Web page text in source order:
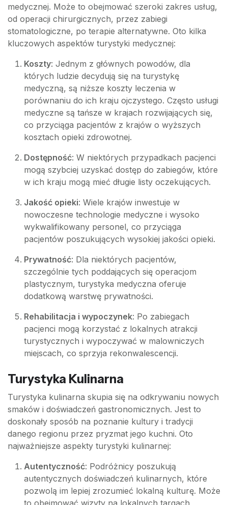
medycznej. Może to obejmować szeroki zakres usług,
od operacji chirurgicznych, przez zabiegi
stomatologiczne, po terapie alternatywne. Oto kilka
kluczowych aspektów turystyki medycznej:
Koszty: Jednym z głównych powodów, dla
których ludzie decydują się na turystykę
medyczną, są niższe koszty leczenia w
porównaniu do ich kraju ojczystego. Często usługi
medyczne są tańsze w krajach rozwijających się,
co przyciąga pacjentów z krajów o wyższych
kosztach opieki zdrowotnej.
Dostępność: W niektórych przypadkach pacjenci
mogą szybciej uzyskać dostęp do zabiegów, które
w ich kraju mogą mieć długie listy oczekujących.
Jakość opieki: Wiele krajów inwestuje w
nowoczesne technologie medyczne i wysoko
wykwalifikowany personel, co przyciąga
pacjentów poszukujących wysokiej jakości opieki.
Prywatność: Dla niektórych pacjentów,
szczególnie tych poddających się operacjom
plastycznym, turystyka medyczna oferuje
dodatkową warstwę prywatności.
Rehabilitacja i wypoczynek: Po zabiegach
pacjenci mogą korzystać z lokalnych atrakcji
turystycznych i wypoczywać w malowniczych
miejscach, co sprzyja rekonwalescencji.
Turystyka Kulinarna
Turystyka kulinarna skupia się na odkrywaniu nowych
smaków i doświadczeń gastronomicznych. Jest to
doskonały sposób na poznanie kultury i tradycji
danego regionu przez pryzmat jego kuchni. Oto
najważniejsze aspekty turystyki kulinarnej:
Autentyczność: Podróżnicy poszukują
autentycznych doświadczeń kulinarnych, które
pozwolą im lepiej zrozumieć lokalną kulturę. Może
to obejmować wizyty na lokalnych targach,